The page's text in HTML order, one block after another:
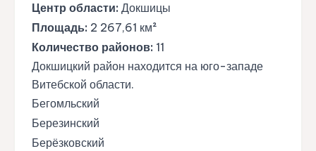
Центр области: Докшицы
Площадь: 2 267,61 км²
Количество районов: 11
Докшицкий район находится на юго-западе
Витебской области.
Бегомльский
Березинский
Берёзковский